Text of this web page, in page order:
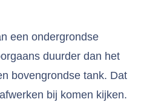
een ondergrondse
duurder dan het
bovengrondse tank. Dat
bij komen kijken.